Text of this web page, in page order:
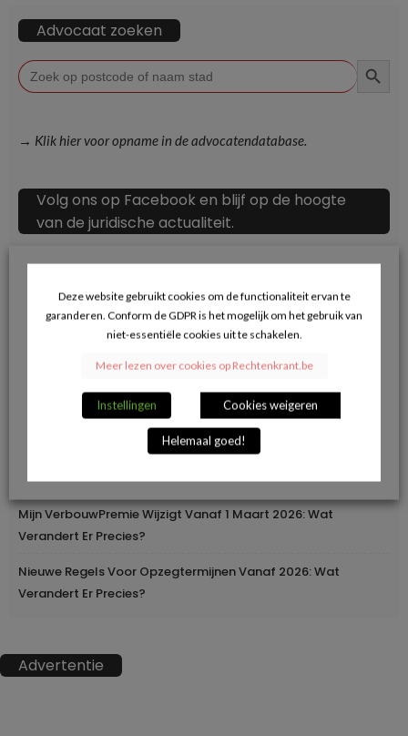
Advocaat zoeken
Zoek
naar:
→ Klik hier voor opname in de advocatendatabase.
Volg ons op Facebook en blijf op de hoogte
van de juridische actualiteit.
Recente berichten
Herroepingsrecht Bij Online Aankopen: Wanneer Mag Je Iets
Geleidelijke Verhoging Van Loopbaanvoorwaarden
Europa Moderniseert Het Rijbewijs: Digitaal En
Grensoverschrijdend
Mijn VerbouwPremie Wijzigt Vanaf 1 Maart 2026: Wat
Verandert Er Precies?
Nieuwe Regels Voor Opzegtermijnen Vanaf 2026: Wat
Verandert Er Precies?
Advertentie
Deze website gebruikt cookies om de functionaliteit ervan te
garanderen. Conform de GDPR is het mogelijk om het gebruik van
niet-essentiële cookies uit te schakelen.
Meer lezen over cookies op Rechtenkrant.be
Instellingen Cookies weigeren
Helemaal goed!